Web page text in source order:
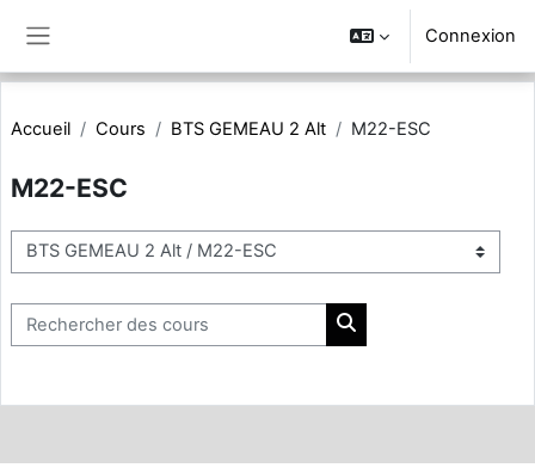
Connexion
Accueil Cours BTS GEMEAU 2 Alt M22-ESC
M22-ESC
Catégories de cours
Rechercher des cours
Rechercher des cours